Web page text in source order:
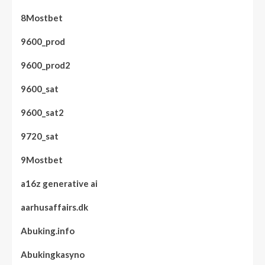
8Mostbet
9600_prod
9600_prod2
9600_sat
9600_sat2
9720_sat
9Mostbet
a16z generative ai
aarhusaffairs.dk
Abuking.info
Abukingkasyno